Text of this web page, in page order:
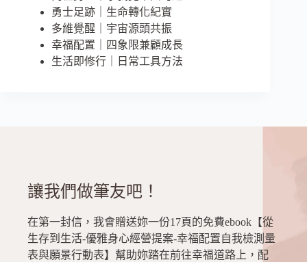
勇士足跡｜生命轉化紀實
多維覺醒｜宇宙源頭共振
幸福配置｜四象限兼顧成長
生活即修行｜日常工具方法
讓我們做筆友吧！
在第一封信，我會贈送妳一份17頁的免費ebook【從
生存到生活-優雅身心經營提案-幸福配置自我檢測量
表與願景行動表】幫助妳踏在前往幸福道路上，配